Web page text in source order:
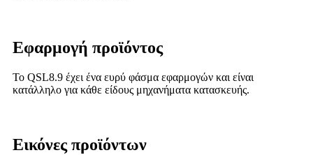
Εφαρμογή προϊόντος
Το QSL8.9 έχει ένα ευρύ φάσμα εφαρμογών και είναι
κατάλληλο για κάθε είδους μηχανήματα κατασκευής.
Εικόνες προϊόντων